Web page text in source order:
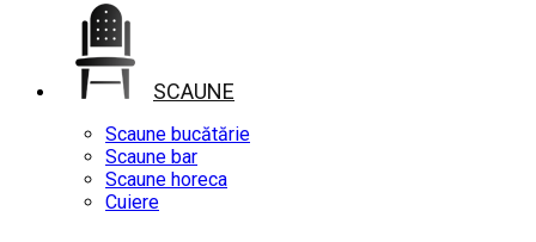
SCAUNE
Scaune bucătărie
Scaune bar
Scaune horeca
Cuiere